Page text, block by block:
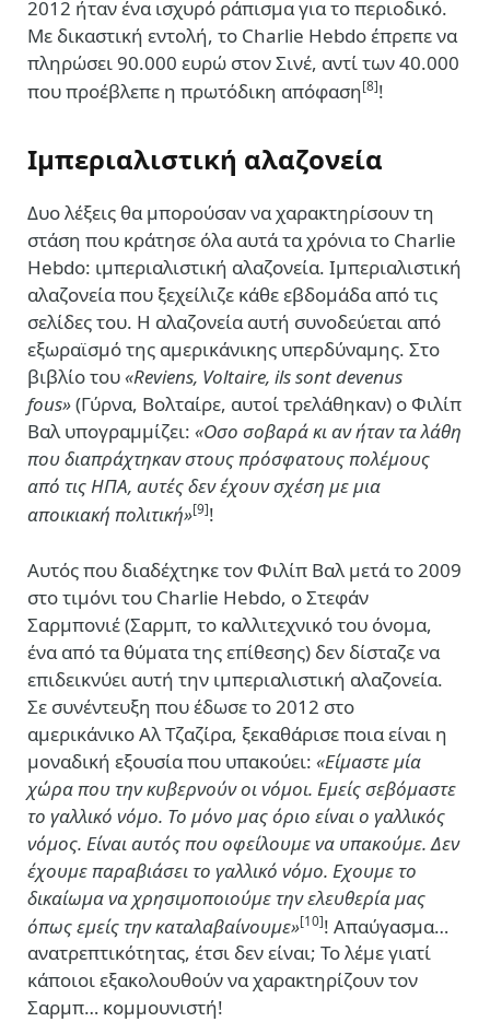
2012 ήταν ένα ισχυρό ράπισμα για το περιοδικό.
Με δικαστική εντολή, το Charlie Hebdo έπρεπε να
πληρώσει 90.000 ευρώ στον Σινέ, αντί των 40.000
που προέβλεπε η πρωτόδικη απόφαση[8]!
Ιμπεριαλιστική αλαζονεία
Δυο λέξεις θα μπορούσαν να χαρακτηρίσουν τη
στάση που κράτησε όλα αυτά τα χρόνια το Charlie
Hebdo: ιμπεριαλιστική αλαζονεία. Ιμπεριαλιστική
αλαζονεία που ξεχείλιζε κάθε εβδομάδα από τις
σελίδες του. Η αλαζονεία αυτή συνοδεύεται από
εξωραϊσμό της αμερικάνικης υπερδύναμης. Στο
βιβλίο του«Reviens, Voltaire, ils sont devenus
fous»(Γύρνα, Βολταίρε, αυτοί τρελάθηκαν) ο Φιλίπ
Βαλ υπογραμμίζει: «Οσο σοβαρά κι αν ήταν τα λάθη
που διαπράχτηκαν στους πρόσφατους πολέμους
από τις ΗΠΑ, αυτές δεν έχουν σχέση με μια
αποικιακή πολιτική»[9]!
Αυτός που διαδέχτηκε τον Φιλίπ Βαλ μετά το 2009
στο τιμόνι του Charlie Hebdo, ο Στεφάν
Σαρμπονιέ (Σαρμπ, το καλλιτεχνικό του όνομα,
ένα από τα θύματα της επίθεσης) δεν δίσταζε να
επιδεικνύει αυτή την ιμπεριαλιστική αλαζονεία.
Σε συνέντευξη που έδωσε το 2012 στο
αμερικάνικο Αλ Τζαζίρα, ξεκαθάρισε ποια είναι η
μοναδική εξουσία που υπακούει: «Είμαστε μία
χώρα που την κυβερνούν οι νόμοι. Εμείς σεβόμαστε
το γαλλικό νόμο. Το μόνο μας όριο είναι ο γαλλικός
νόμος. Είναι αυτός που οφείλουμε να υπακούμε. Δεν
έχουμε παραβιάσει το γαλλικό νόμο. Εχουμε το
δικαίωμα να χρησιμοποιούμε την ελευθερία μας
όπως εμείς την καταλαβαίνουμε»[10]! Απαύγασμα…
ανατρεπτικότητας, έτσι δεν είναι; Το λέμε γιατί
κάποιοι εξακολουθούν να χαρακτηρίζουν τον
Σαρμπ… κομμουνιστή!